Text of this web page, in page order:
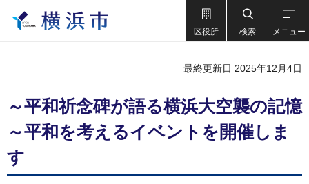
区役所 検索 メニュー
最終更新日 2025年12月4日
～平和祈念碑が語る横浜大空襲の記憶
～平和を考えるイベントを開催しま
す